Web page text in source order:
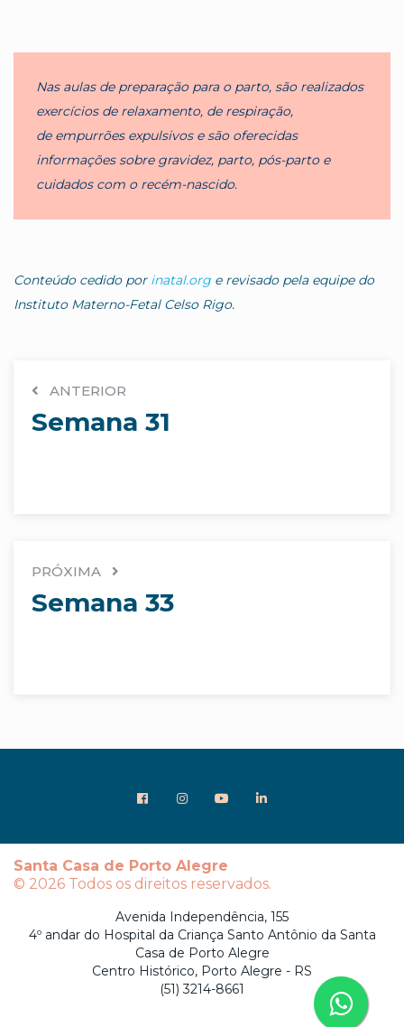
Nas aulas de preparação para o parto, são realizados
exercícios de relaxamento, de respiração,
de empurrões expulsivos e são oferecidas
informações sobre gravidez, parto, pós-parto e
cuidados com o recém-nascido.
Conteúdo cedido por inatal.org e revisado pela equipe do
Instituto Materno-Fetal Celso Rigo.
ANTERIOR
Semana 31
PRÓXIMA
Semana 33
Santa Casa de Porto Alegre
© 2026 Todos os direitos reservados.
Avenida Independência, 155
4º andar do Hospital da Criança Santo Antônio da Santa
Casa de Porto Alegre
Centro Histórico, Porto Alegre - RS
(51) 3214-8661